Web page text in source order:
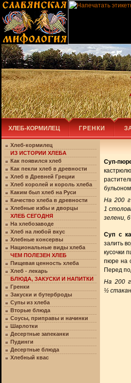
ХЛЕБ-КОРМИЛЕЦ ГРЕНКИ
Хлеб-кормилец
ИЗ ИСТОРИИ ХЛЕБА
Как появился хлеб
Как пекли хлеб в древности
Хлеб в Древней Греции
Хлеб королей и король хлеба
Каким был хлеб на Руси
Качество хлеба в древности
Хлебные избы и дворцы
ХЛЕБ СЕГОДНЯ
На хлебозаводе
Хлеб на любой вкус
Хлебные консервы
Национальные виды хлеба
ЧЕМ ПОЛЕЗЕН ХЛЕБ
Пищевая ценность хлеба
Хлеб - лекарь
БЛЮДА, ЗАКУСКИ И НАПИТКИ
Гренки
Закуски и бутерброды
Супы из хлеба
Вторые блюда
Соусы, приправы и начинки
Шарлотки
Десертные запеканки
Пудинги
Десертные блюда
Хлебный квас
Суп-
На 200 г
1
зелени,
Суп с
залить
кусочки
пюре на
Перед
На 200
½